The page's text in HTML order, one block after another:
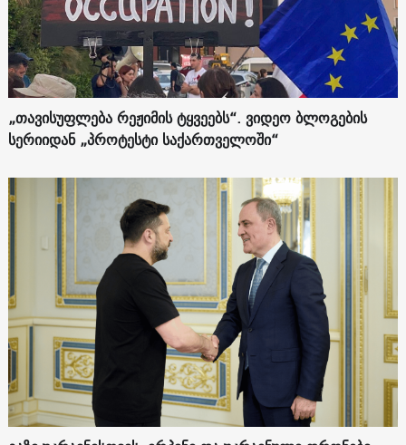
„თავისუფლება რეჟიმის ტყვეებს“. ვიდეო ბლოგების
სერიიდან „პროტესტი საქართველოში“